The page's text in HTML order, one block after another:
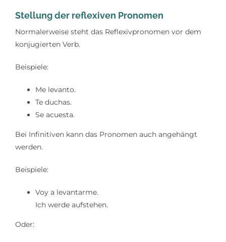
Stellung der reflexiven Pronomen
Normalerweise steht das Reflexivpronomen vor dem
konjugierten Verb.
Beispiele:
Me levanto.
Te duchas.
Se acuesta.
Bei Infinitiven kann das Pronomen auch angehängt
werden.
Beispiele:
Voy a levantarme.
Ich werde aufstehen.
Oder: